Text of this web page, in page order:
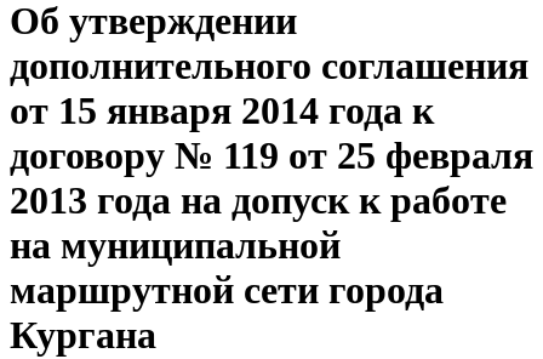
Об утверждении
дополнительного соглашения
от 15 января 2014 года к
договору № 119 от 25 февраля
2013 года на допуск к работе
на муниципальной
маршрутной сети города
Кургана